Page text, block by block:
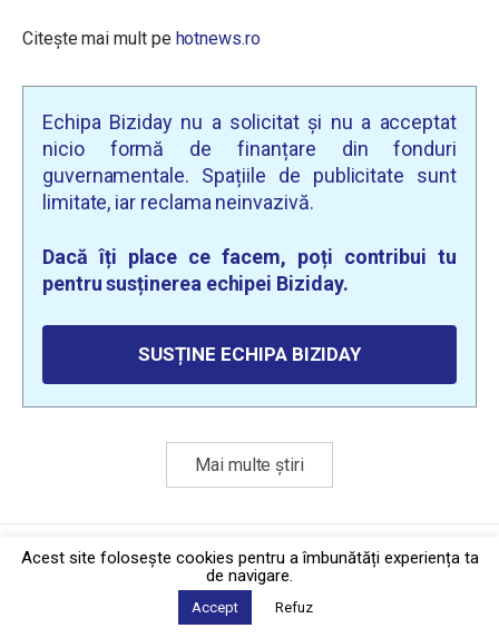
Citește mai mult pe hotnews.ro
Echipa Biziday nu a solicitat și nu a acceptat
nicio formă de finanțare din fonduri
guvernamentale. Spațiile de publicitate sunt
limitate, iar reclama neinvazivă.
Dacă îți place ce facem, poți contribui tu
pentru susținerea echipei Biziday.
SUSȚINE ECHIPA BIZIDAY
Mai multe știri
Politica de confidențialitate·Contact
2026 © Biziday
Acest site foloseşte cookies pentru a îmbunătăți experiența ta
de navigare.
Accept Refuz